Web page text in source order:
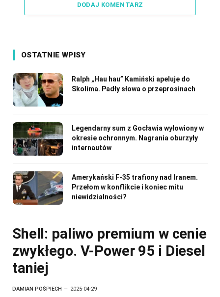
DODAJ KOMENTARZ
OSTATNIE WPISY
Ralph „Hau hau” Kamiński apeluje do
Skolima. Padły słowa o przeprosinach
Legendarny sum z Gocławia wyłowiony w
okresie ochronnym. Nagrania oburzyły
internautów
Amerykański F-35 trafiony nad Iranem.
Przełom w konflikcie i koniec mitu
niewidzialności?
Shell: paliwo premium w cenie
zwykłego. V-Power 95 i Diesel
taniej
DAMIAN POŚPIECH 2025-04-29